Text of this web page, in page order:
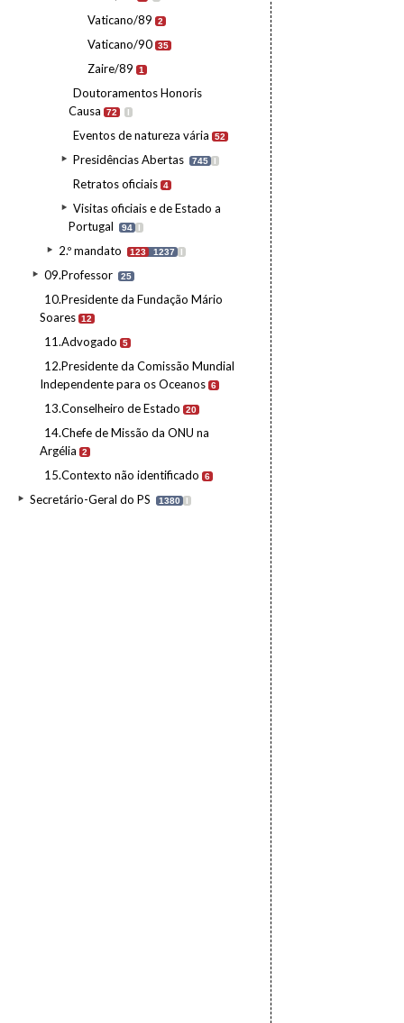
Vaticano/89 2
Vaticano/90 35
Zaire/89 1
Doutoramentos Honoris
Causa
72 I
Eventos de natureza vária 52
Presidências Abertas 745 I
Retratos oficiais 4
Visitas oficiais e de Estado a
Portugal
94 I
2.º mandato 123 1237 I
09.Professor 25
10.Presidente da Fundação Mário
Soares 12
11.Advogado 5
12.Presidente da Comissão Mundial
Independente para os Oceanos 6
13.Conselheiro de Estado 20
14.Chefe de Missão da ONU na
Argélia
2
15.Contexto não identificado 6
Secretário-Geral do PS 1380 I